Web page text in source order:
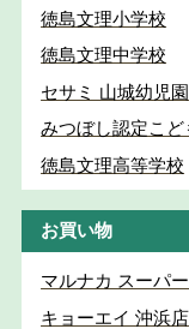
徳島文理小学校
徳島文理中学校
セサミ 山城幼児園
みつぼし認定こど
徳島文理高等学校
お買い物
マルナカ スーパ
キョーエイ 沖浜店